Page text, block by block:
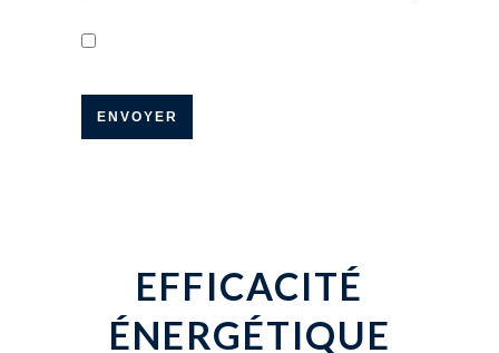
ENVOYER
EFFICACITÉ
ÉNERGÉTIQUE